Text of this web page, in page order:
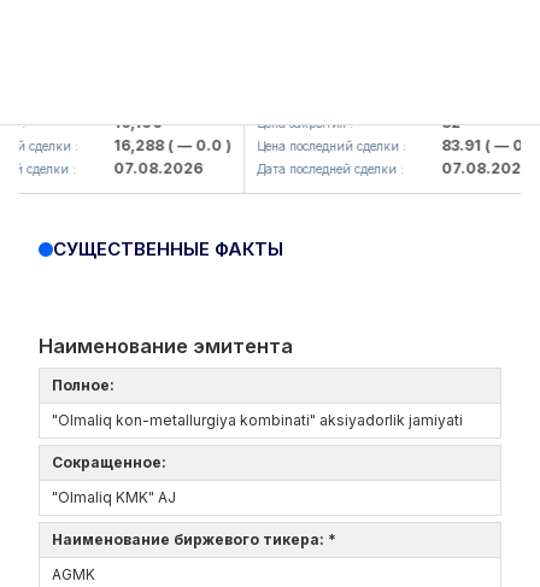
: 16,100
сделки : 16,288( — 0.0 )
сделки : 07.08.2026
Цена закрытия : 82
Цена последний сделки : 83.91( — 0.0 )
Дата последней сделки : 07.08.2026
СУЩЕСТВЕННЫЕ ФАКТЫ
Наименование эмитента
Полное:
"Olmaliq kon-metallurgiya kombinati" aksiyadorlik jamiyati
Сокращенное:
"Olmaliq KMK" AJ
Наименование биржевого тикера: *
AGMK